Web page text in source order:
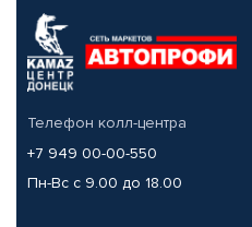
Телефон колл-центра
+7 949 00-00-550
Пн-Вс с 9.00 до 18.00